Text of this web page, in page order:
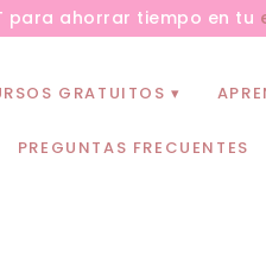
para ahorrar tiempo en tu
GRATUITOS
PREGUNTAS FRECUENTES